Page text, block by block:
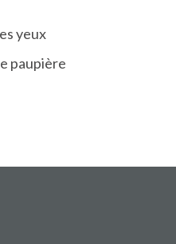
yeux
paupière